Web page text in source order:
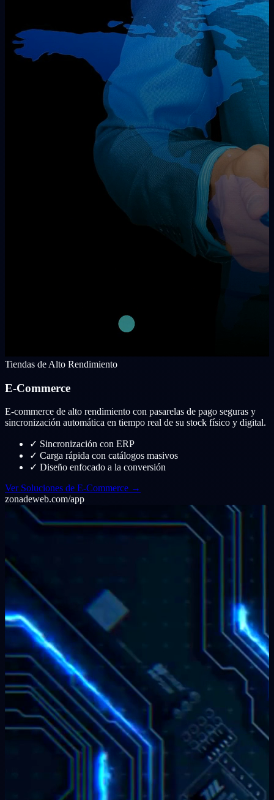
Tiendas de Alto Rendimiento
E-Commerce
E-commerce de alto rendimiento con pasarelas de pago seguras y
sincronización automática en tiempo real de su stock físico y digital.
✓ Sincronización con ERP
✓ Carga rápida con catálogos masivos
✓ Diseño enfocado a la conversión
Ver Soluciones de E-Commerce →
zonadeweb.com/app